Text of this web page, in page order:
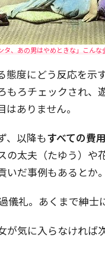
タ、あの男はやめときな」こんな
態度にどう反応を示
ろチェックされ、
ありません。
、以降もすべての費
の太夫（たゆう）
だ事例もあるとか。
儀礼。あくまで紳士
が気に入らなければ